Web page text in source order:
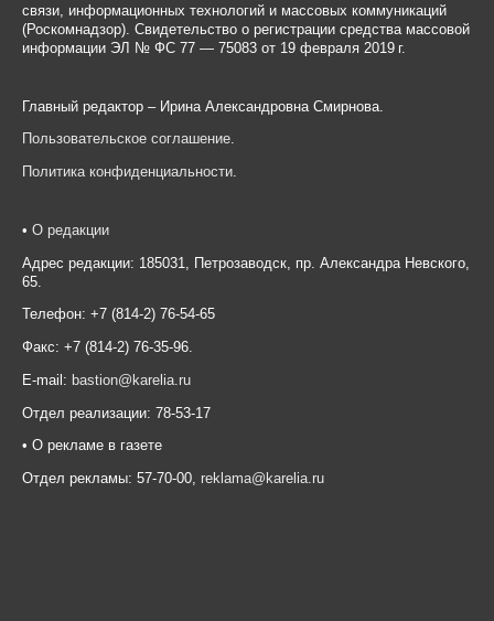
связи, информационных технологий и массовых коммуникаций
(Роскомнадзор). Свидетельство о регистрации средства массовой
информации ЭЛ № ФС 77 — 75083 от 19 февраля 2019 г.
Главный редактор – Ирина Александровна Смирнова.
Пользовательское соглашение.
Политика конфиденциальности.
• О редакции
Адрес редакции: 185031, Петрозаводск, пр. Александра Невского,
65.
Телефон: +7 (814-2) 76-54-65
Факс: +7 (814-2) 76-35-96.
E-mail: bastion@karelia.ru
Отдел реализации: 78-53-17
• О рекламе в газете
Отдел рекламы: 57-70-00, reklama@karelia.ru